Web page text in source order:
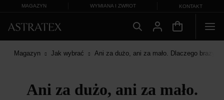
MAGAZYN WYMIANA I ZWROT KONTAKT
Magazyn Jak wybrać Ani za dużo, ani za mało. Dlaczego
Ani za dużo, ani za mało.